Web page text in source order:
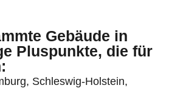
Gebäude in
Pluspunkte, die für
Schleswig-Holstein,